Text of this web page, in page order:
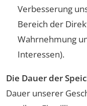
Verbesserung
Bereich der
Wahrnehmung
Interessen).
Die Dauer der
Dauer unserer